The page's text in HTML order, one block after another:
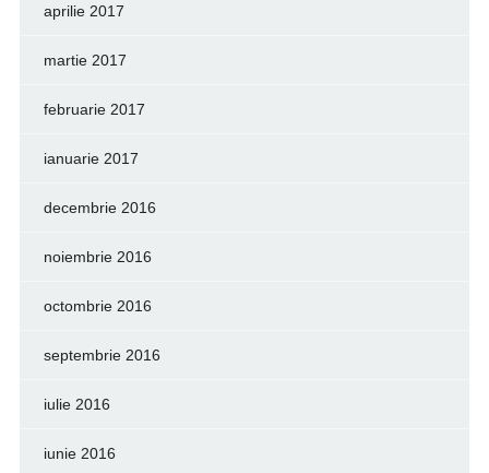
aprilie 2017
martie 2017
februarie 2017
ianuarie 2017
decembrie 2016
noiembrie 2016
octombrie 2016
septembrie 2016
iulie 2016
iunie 2016